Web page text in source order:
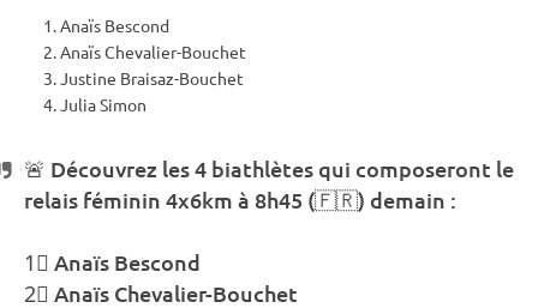
Anaïs Bescond
Anaïs Chevalier-Bouchet
Justine Braisaz-Bouchet
Julia Simon
🚨 Découvrez les 4 biathlètes qui composeront le
relais féminin 4x6km à 8h45 (🇫🇷) demain :
1⃣ Anaïs Bescond
2⃣ Anaïs Chevalier-Bouchet